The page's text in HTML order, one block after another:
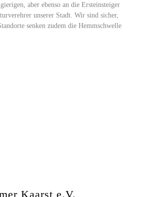
aber ebenso an die Ersteinsteiger
unserer Stadt. Wir sind sicher,
senken zudem die Hemmschwelle
Kaarst e.V.